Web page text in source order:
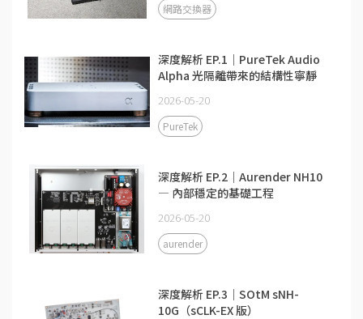
網路交換器
深度解析 EP.1｜PureTek Audio
Alpha 光隔離帶來的結構性寧靜
2026-05-20
PureTek
深度解析 EP.2｜Aurender NH10
— 內部穩定的基礎工程
2026-05-20
aurender
深度解析 EP.3｜SOtM sNH-
10G（sCLK-EX 版）